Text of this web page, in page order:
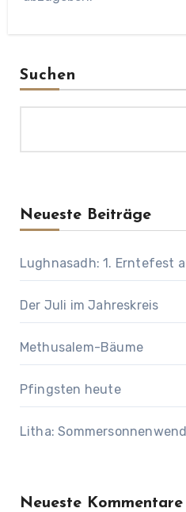
Suchen
Neueste Beiträge
Lughnasadh: 1. Erntefest
Der Juli im Jahreskreis
Methusalem-Bäume
Pfingsten heute
Litha:
Neueste Kommentare